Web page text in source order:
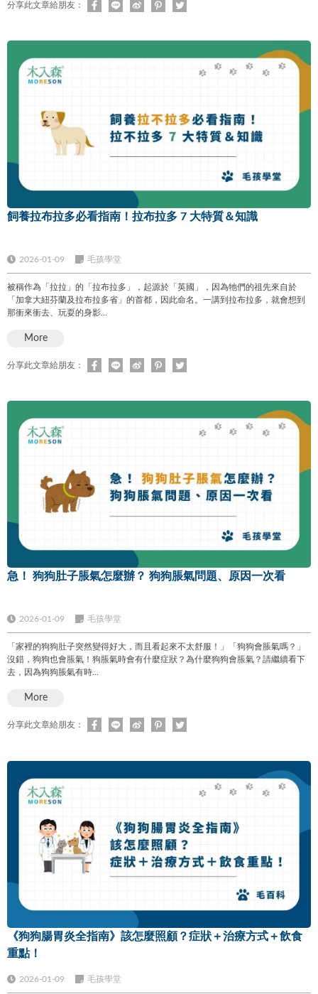
分享此文章給朋友：
飼養拉布拉多必看指南！拉布拉多 7 大特質＆知識
2026-01-09 毛孩學堂
被稱作為「拉拉」的「拉布拉多」，起源於「英國」，因為牠們的祖先來自於
「加拿大紐芬蘭及拉布拉多省」的首都，因此命名。一講到拉布拉多，就會想到
那衝來衝去、玩耍的身影...
More
分享此文章給朋友：
急！ 狗狗肚子脹氣怎麼辦？ 狗狗脹氣問題、原因一次看
2026-01-09 毛孩學堂
「家裡的狗狗肚子突然變得好大，而且看起來不太舒服！」「狗狗會脹氣嗎？」
沒錯，狗狗也會脹氣！狗脹氣時會有什麼症狀？為什麼狗狗會脹氣？請繼續看下
去，因為狗狗脹氣有時...
More
分享此文章給朋友：
《狗狗腸胃炎全指南》該怎麼照顧？症狀＋治療方式＋飲食
重點！
2026-01-09 毛孩學堂